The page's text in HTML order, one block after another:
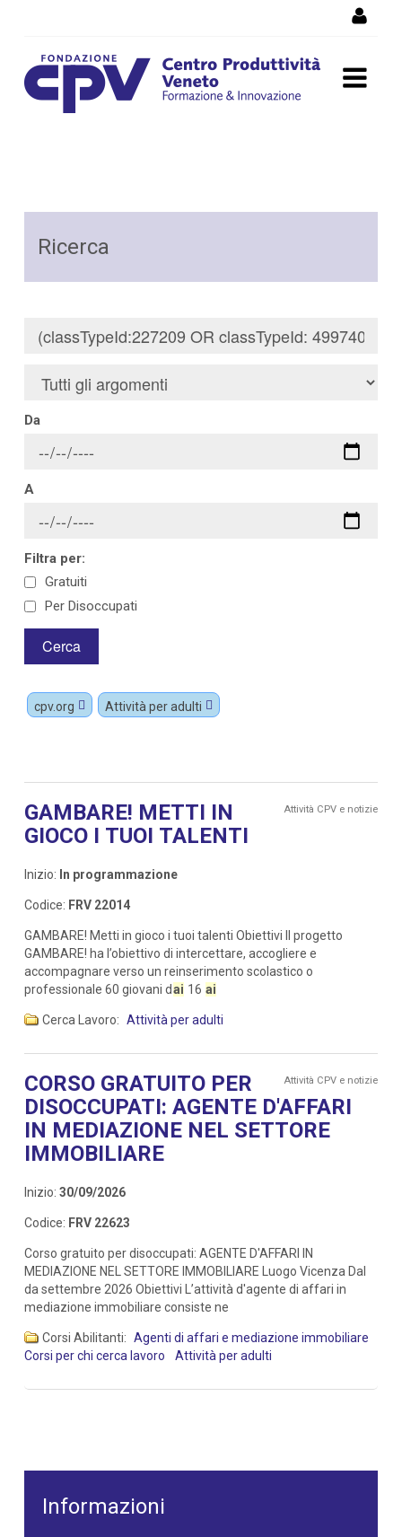
Ricerca
Da
A
Filtra per:
Gratuiti
Per Disoccupati
cpv.org Attività per adulti
Attività CPV e notizie
GAMBARE! METTI IN
GIOCO I TUOI TALENTI
Inizio: In programmazione
Codice: FRV 22014
GAMBARE! Metti in gioco i tuoi talenti Obiettivi Il progetto
GAMBARE! ha l’obiettivo di intercettare, accogliere e
accompagnare verso un reinserimento scolastico o
professionale 60 giovani dai 16 ai
Cerca Lavoro: Attività per adulti
Attività CPV e notizie
CORSO GRATUITO PER
DISOCCUPATI: AGENTE D'AFFARI
IN MEDIAZIONE NEL SETTORE
IMMOBILIARE
Inizio: 30/09/2026
Codice: FRV 22623
Corso gratuito per disoccupati: AGENTE D'AFFARI IN
MEDIAZIONE NEL SETTORE IMMOBILIARE Luogo Vicenza Dal
da settembre 2026 Obiettivi L’attività d'agente di affari in
mediazione immobiliare consiste ne
Corsi Abilitanti: Agenti di affari e mediazione immobiliare
Corsi per chi cerca lavoro
Attività per adulti
Informazioni